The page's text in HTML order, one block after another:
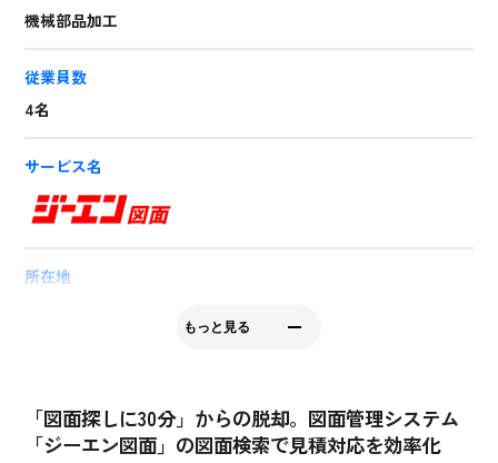
「図面探しに30分」からの脱却。図面管理システム
「ジーエン図面」の図面検索で見積対応を効率化
機械部品加工
従業員数
4名
サービス名
所在地
もっと見る